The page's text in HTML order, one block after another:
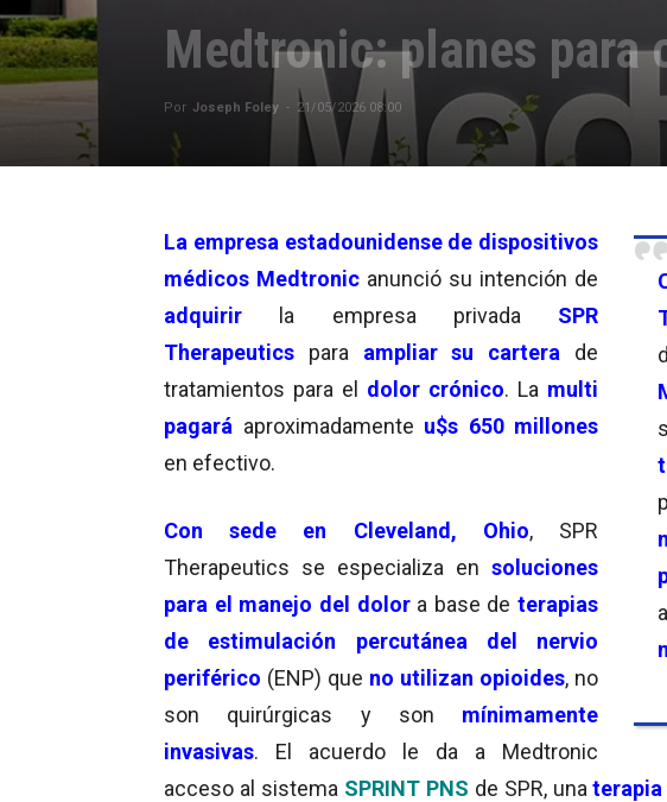
Medtronic: planes para
Por Joseph Foley - 21/05/2026 08:00
La empresa estadounidense de dispositivos
médicos Medtronic anunció su intención de
adquirir
la empresa privada SPR
Therapeutics para ampliar su cartera de
tratamientos para el dolor crónico. La multi
pagará aproximadamente u$s 650 millones
en efectivo.
Con sede en Cleveland, Ohio, SPR
Therapeutics se especializa en soluciones
para el manejo del dolor a base de terapias
de estimulación percutánea del nervio
periférico (ENP) que no utilizan opioides, no
son quirúrgicas y son mínimamente
invasivas. El acuerdo le da a Medtronic
acceso al sistema SPRINT PNS de SPR, una terapia